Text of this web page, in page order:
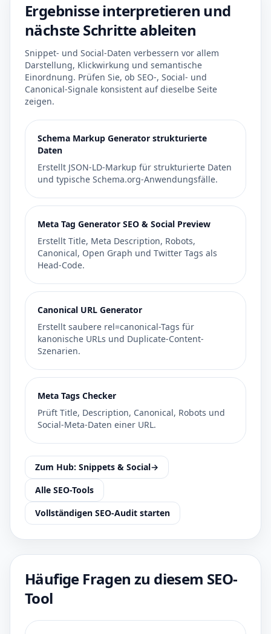
Ergebnisse interpretieren und
nächste Schritte ableiten
Snippet- und Social-Daten verbessern vor allem
Darstellung, Klickwirkung und semantische
Einordnung. Prüfen Sie, ob SEO-, Social- und
Canonical-Signale konsistent auf dieselbe Seite
zeigen.
Schema Markup Generator strukturierte
Daten
Erstellt JSON-LD-Markup für strukturierte Daten
und typische Schema.org-Anwendungsfälle.
Meta Tag Generator SEO & Social Preview
Erstellt Title, Meta Description, Robots,
Canonical, Open Graph und Twitter Tags als
Head-Code.
Canonical URL Generator
Erstellt saubere rel=canonical-Tags für
kanonische URLs und Duplicate-Content-
Szenarien.
Meta Tags Checker
Prüft Title, Description, Canonical, Robots und
Social-Meta-Daten einer URL.
Zum Hub: Snippets & Social→
Alle SEO-Tools
Vollständigen SEO-Audit starten
Häufige Fragen zu diesem SEO-
Tool